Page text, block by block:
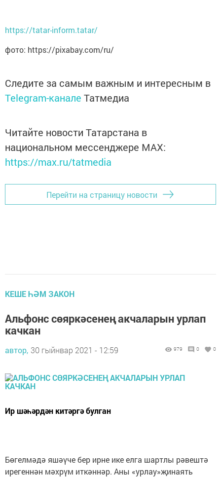
https://tatar-inform.tatar/
фото: https://pixabay.com/ru/
Следите за самым важным и интересным в
Telegram-канале Татмедиа
Читайте новости Татарстана в
национальном мессенджере MАХ:
https://max.ru/tatmedia
Перейти на страницу новости
КЕШЕ ҺӘМ ЗАКОН
Альфонс сөяркәсенең акчаларын урлап
качкан
автор, 30 гыйнвар 2021 - 12:59 979 0 0
Ир шәһәрдән китәргә булган
Бөгелмәдә яшәүче бер ирне ике елга шартлы рәвештә
ирегеннән мәхрүм иткәннәр. Аны «урлау»җинаять